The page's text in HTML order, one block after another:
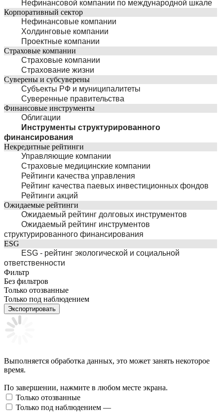
Нефинансовой компании по международной шкале
Корпоративный сектор
Нефинансовые компании
Холдинговые компании
Проектные компании
Страховые компании
Страховые компании
Страхование жизни
Суверены и субсуверены
Субъекты РФ и муниципалитеты
Суверенные правительства
Финансовые инструменты
Облигации
Инструменты структурированного
финансирования
Некредитные рейтинги
Управляющие компании
Страховые медицинские компании
Рейтинги качества управления
Рейтинг качества паевых инвестиционных фондов
Рейтинги акций
Ожидаемые рейтинги
Ожидаемый рейтинг долговых инструментов
Ожидаемый рейтинг инструментов
структурированного финансирования
ESG
ESG - рейтинг экологической и социальной
ответственности
Фильтр
Без фильтров
Только отозванные
Только под наблюдением
Экспортировать
Выполняется обработка данных, это может занять некоторое
время.
По завершении, нажмите в любом месте экрана.
Только отозванные
Только под наблюдением —